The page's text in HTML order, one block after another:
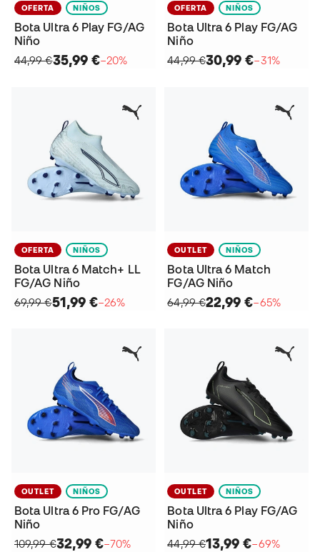
OFERTA NIÑOS
Bota Ultra 6 Play FG/AG
Niño
44,99 €35,99 €−20%
OFERTA NIÑOS
Bota Ultra 6 Play FG/AG
Niño
44,99 €30,99 €−31%
OFERTA NIÑOS
Bota Ultra 6 Match+ LL
FG/AG Niño
69,99 €51,99 €−26%
OUTLET NIÑOS
Bota Ultra 6 Match
FG/AG Niño
64,99 €22,99 €−65%
OUTLET NIÑOS
Bota Ultra 6 Pro FG/AG
Niño
109,99 €32,99 €−70%
OUTLET NIÑOS
Bota Ultra 6 Play FG/AG
Niño
44,99 €13,99 €−69%